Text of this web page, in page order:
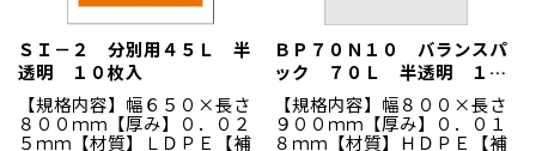
ＳＩ－２ 分別用４５Ｌ 半
透明 １０枚入
【規格内容】幅６５０×長さ
８００ｍｍ【厚み】０．０２
５ｍｍ【材質】ＬＤＰＥ【補
ＢＰ７０Ｎ１０ バランスパ
ック ７０Ｌ 半透明 １０
Ｐ
【規格内容】幅８００×長さ
９００ｍｍ【厚み】０．０１
８ｍｍ【材質】ＨＤＰＥ【補